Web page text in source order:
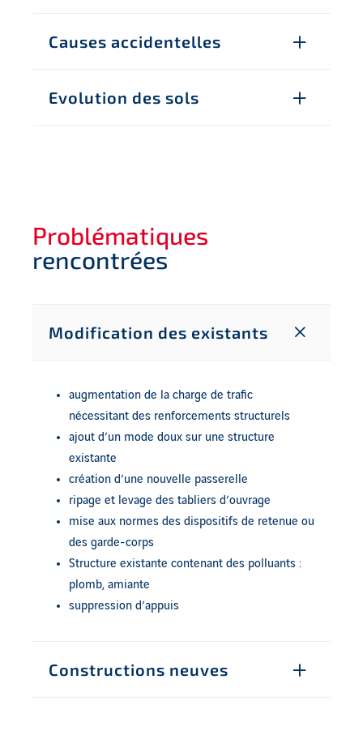
Causes accidentelles
Evolution des sols
Problématiques
rencontrées
Modification des existants
augmentation de la charge de trafic
nécessitant des renforcements structurels
ajout d’un mode doux sur une structure
existante
création d’une nouvelle passerelle
ripage et levage des tabliers d’ouvrage
mise aux normes des dispositifs de retenue ou
des garde-corps
Structure existante contenant des polluants :
plomb, amiante
suppression d’appuis
Constructions neuves